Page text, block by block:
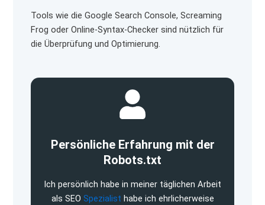
Tools wie die Google Search Console, Screaming
Frog oder Online-Syntax-Checker sind nützlich für
die Überprüfung und Optimierung.
Persönliche Erfahrung mit der
Robots.txt
Ich persönlich habe in meiner täglichen Arbeit
als SEO Spezialist habe ich ehrlicherweise